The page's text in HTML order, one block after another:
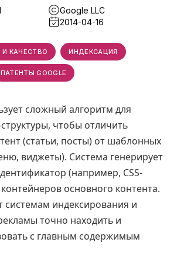
Google LLC
2014-04-16
И КАЧЕСТВО ИНДЕКСАЦИЯ
ПАТЕНТЫ GOOGLE
сложный алгоритм для
чтобы отличить
(статьи, посты) от шаблонных
виджеты). Система генерирует
(например, CSS-
основного контента.
системам индексирования и
точно находить и
с главным содержимым